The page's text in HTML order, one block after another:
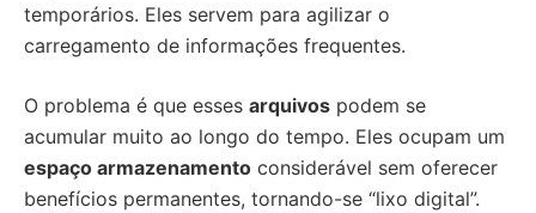
temporários. Eles servem para agilizar o
carregamento de informações frequentes.
O problema é que esses arquivos podem se
acumular muito ao longo do tempo. Eles ocupam um
espaço armazenamento considerável sem oferecer
benefícios permanentes, tornando-se “lixo digital”.